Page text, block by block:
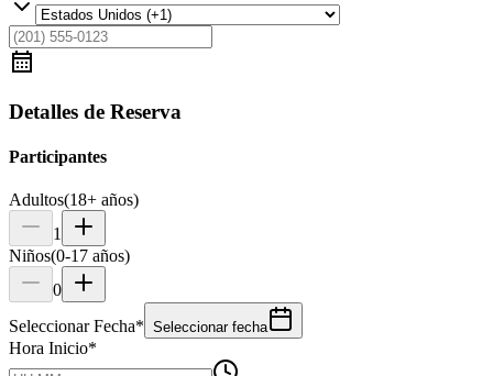
Detalles de Reserva
Participantes
Adultos(18+ años)
1
Niños(0-17 años)
0
Seleccionar Fecha* Seleccionar fecha
Hora Inicio*